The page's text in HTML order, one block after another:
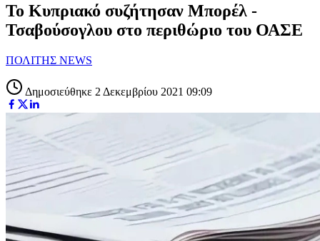
Το Κυπριακό συζήτησαν Μπορέλ -
Τσαβούσογλου στο περιθώριο του ΟΑΣΕ
ΠΟΛΙΤΗΣ NEWS
Δημοσιεύθηκε 2 Δεκεμβρίου 2021 09:09